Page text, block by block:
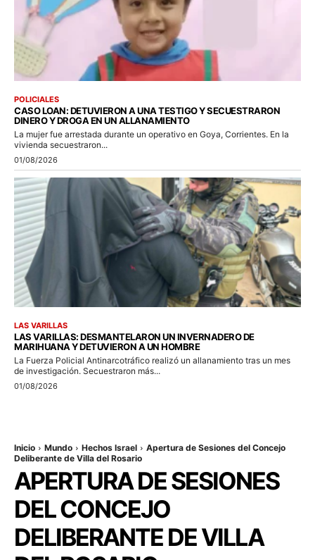
POLICIALES
CASO LOAN: DETUVIERON A UNA TESTIGO Y SECUESTRARON
DINERO Y DROGA EN UN ALLANAMIENTO
La mujer fue arrestada durante un operativo en Goya, Corrientes. En la
vivienda secuestraron...
01/08/2026
LAS VARILLAS
LAS VARILLAS: DESMANTELARON UN INVERNADERO DE
MARIHUANA Y DETUVIERON A UN HOMBRE
La Fuerza Policial Antinarcotráfico realizó un allanamiento tras un mes
de investigación. Secuestraron más...
01/08/2026